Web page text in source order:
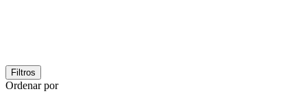
Filtros
Ordenar por